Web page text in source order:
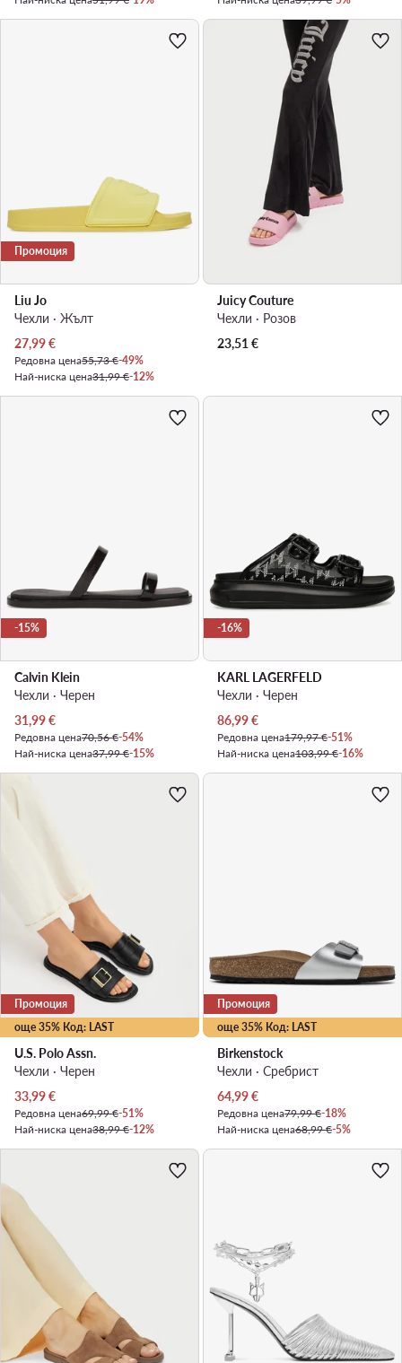
Промоция
Liu Jo
Чехли · Жълт
Актуална цена
27,99€
Редовна цена55,73 €-49%
Най-ниска цена31,99 €-12%
Juicy Couture
Чехли · Розов
23,51 €
-15%
Calvin Klein
Чехли · Черен
Актуална цена
31,99€
Редовна цена70,56 €-54%
Най-ниска цена37,99 €-15%
-16%
KARL LAGERFELD
Чехли · Черен
Актуална цена
86,99€
Редовна цена179,97 €-51%
Най-ниска цена103,99 €-16%
още 35% Код: LAST
Промоция
U.S. Polo Assn.
Чехли · Черен
Актуална цена
33,99€
Редовна цена69,99 €-51%
Най-ниска цена38,99 €-12%
още 35% Код: LAST
Промоция
Birkenstock
Чехли · Сребрист
Актуална цена
64,99€
Редовна цена79,99 €-18%
Най-ниска цена68,99 €-5%